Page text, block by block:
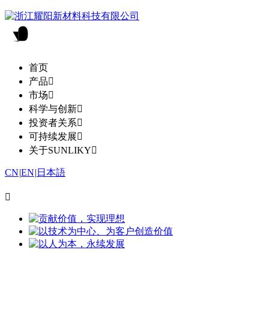
首页
产品
市场
科学与创新
投资者关系
可持续发展
关于SUNLIKY
CN|EN| 日本語
